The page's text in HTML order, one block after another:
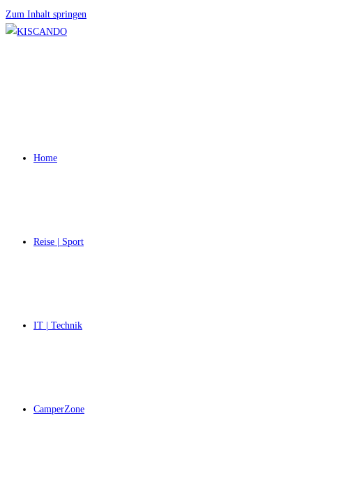
Zum Inhalt springen
Home
Reise | Sport
IT | Technik
CamperZone